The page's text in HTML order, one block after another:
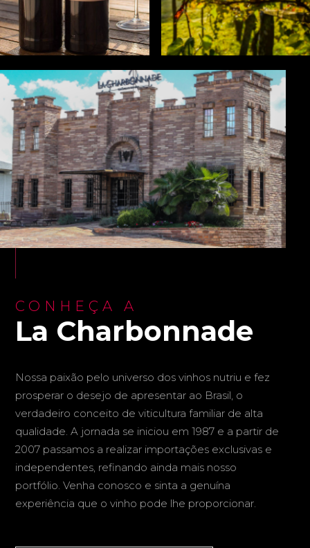
CONHEÇA A
La Charbonnade
Nossa paixão pelo universo dos vinhos nutriu e fez
prosperar o desejo de apresentar ao Brasil, o
verdadeiro conceito de viticultura familiar de alta
qualidade. A jornada se iniciou em 1987 e a partir de
2007 passamos a realizar importações exclusivas e
independentes, refinando ainda mais nosso
portfólio. Venha conosco e sinta a genuína
experiência que o vinho pode lhe proporcionar.